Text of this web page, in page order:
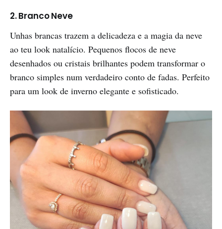
2. Branco Neve
Unhas brancas trazem a delicadeza e a magia da neve
ao teu look natalício. Pequenos flocos de neve
desenhados ou cristais brilhantes podem transformar o
branco simples num verdadeiro conto de fadas. Perfeito
para um look de inverno elegante e sofisticado.